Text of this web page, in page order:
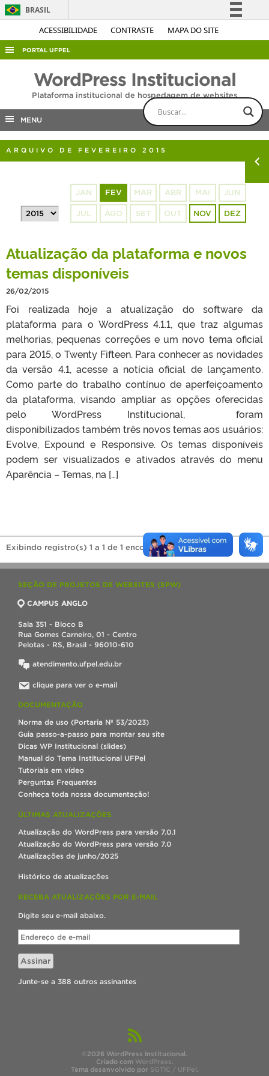
ACESSIBILIDADE CONTRASTE MAPA DO SITE
BRASIL
Simplifique!
Acesso à informação
Legislação
PORTAL UFPEL
AUDITORIA
COBALTO
CONCURSOS
EDITAIS
PORTARIAS
WordPress Institucional
Plataforma institucional de hospedagem de websites
MENU
ARQUIVO DE FEVEREIRO 2015
JAN FEV MAR ABR MAI JUN
JUL AGO SET OUT NOV DEZ
Atualização da plataforma e novos
temas disponíveis
26/02/2015
Foi realizada hoje a atualização do software da
plataforma para o WordPress 4.1.1, que traz algumas
melhorias, pequenas correções e um novo tema oficial
para 2015, o Twenty Fifteen. Para conhecer as novidades
da versão 4.1, acesse a notícia oficial de lançamento.
Como parte do trabalho contínuo de aperfeiçoamento
da plataforma, visando ampliar as opções oferecidas
pelo WordPress Institucional, foram
disponibilizados também três novos temas aos usuários:
Evolve, Expound e Responsive. Os temas disponíveis
podem ser visualizados e ativados através do menu
Aparência – Temas, na […]
Exibindo registro(s) 1 a 1 de 1 encontrado(s).
SEÇÃO DE PROJETOS DE WEBSITES (SPW)
CAMPUS ANGLO
Sala 351 - Bloco B
Rua Gomes Carneiro, 01 - Centro
Pelotas - RS, Brasil - 96010-610
atendimento.ufpel.edu.br
clique para ver o e-mail
DOCUMENTAÇÃO
Norma de uso (Portaria Nº 53/2023)
Guia passo-a-passo para montar seu site
Dicas WP Institucional (slides)
Manual do Tema Institucional UFPel
Tutoriais em vídeo
Perguntas Frequentes
Conheça toda nossa documentação!
ÚLTIMAS ATUALIZAÇÕES
Atualização do WordPress para versão 7.0.1
Atualização do WordPress para versão 7.0
Atualizações de junho/2025
Histórico de atualizações
RECEBA ATUALIZAÇÕES POR E-MAIL
Digite seu e-mail abaixo.
Endereço
de
e-
mail
Assinar
Junte-se a 388 outros assinantes
©2026 WordPress Institucional.
Criado com WordPress.
Tema desenvolvido por SGTIC / UFPel.